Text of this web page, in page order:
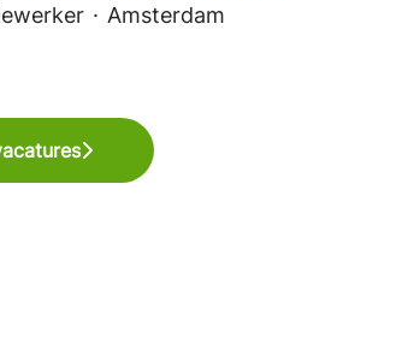
· Amsterdam